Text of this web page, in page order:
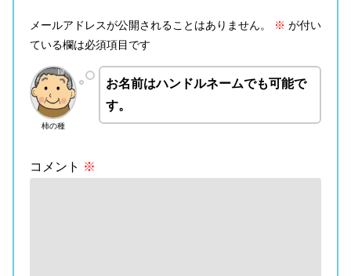
メールアドレスが公開されることはありません。 ※ が付い
ている欄は必須項目です
柿の種
お名前はハンドルネームでも可能で
す。
コメント ※